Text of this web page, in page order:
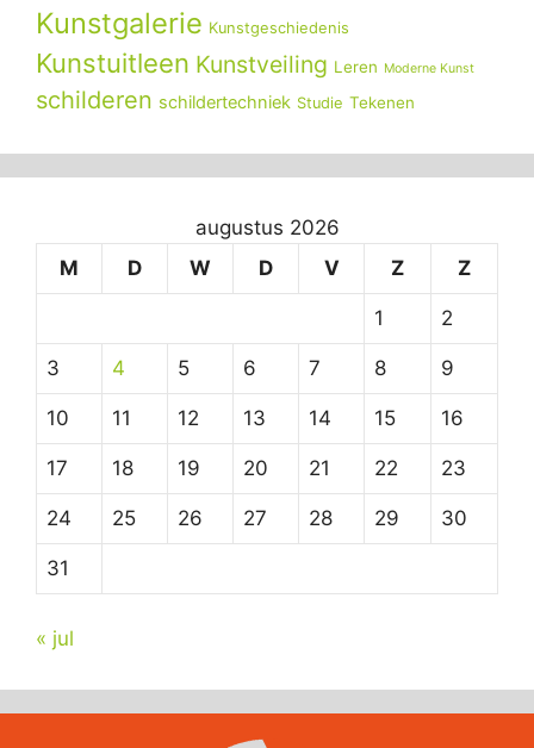
Kunstgalerie Kunstgeschiedenis
Kunstuitleen Kunstveiling Leren Moderne Kunst
schilderen schildertechniek Studie Tekenen
augustus 2026
M
D W D V Z Z
1 2
3 4 5 6 7 8 9
10 11 12 13 14 15 16
17 18 19 20 21 22 23
24 25 26 27 28 29 30
31
« jul